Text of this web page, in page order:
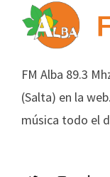
FM Alba 89.3
(Salta) en la
música todo el